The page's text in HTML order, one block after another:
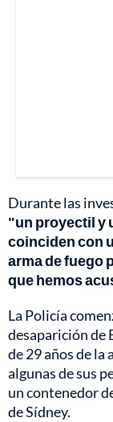
Durante las
"un proyectil y
coinciden con
arma de fuego
que hemos
La Policía
desaparición de
de 29 años de la
algunas de sus
un contenedor
de Sídney.